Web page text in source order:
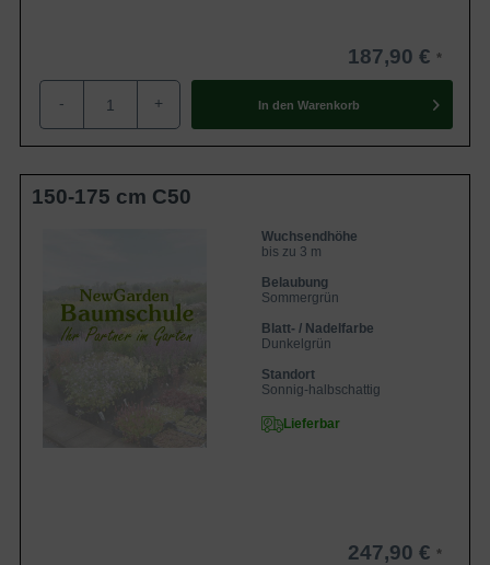
187,90 €
- + In den Warenkorb
150-175 cm C50
Wuchsendhöhe
bis zu 3 m
Belaubung
Sommergrün
Blatt- / Nadelfarbe
Dunkelgrün
Standort
Sonnig-halbschattig
Lieferbar
247,90 €